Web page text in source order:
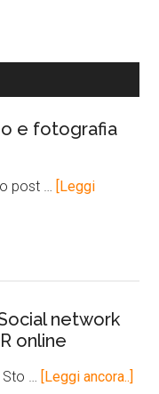
e fotografia
post …
[Leggi
network
online
Sto … [Leggi ancora..]